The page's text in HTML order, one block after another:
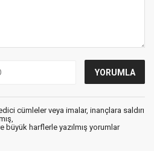
cümleler veya imalar, inançlara saldırı
büyük harflerle yazılmış yorumlar